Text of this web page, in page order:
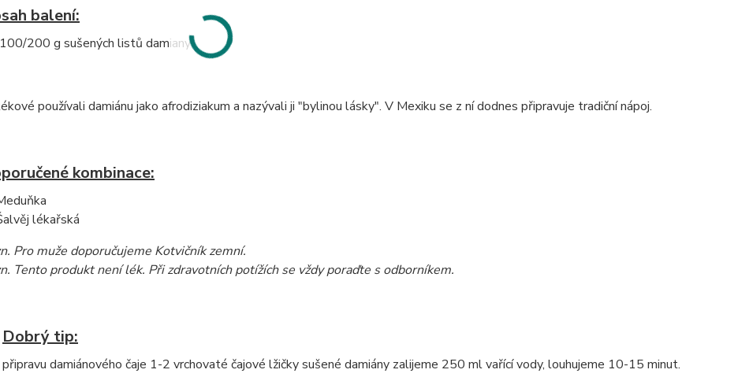
balení:
200 g sušených listů damiany
používali damiánu jako afrodiziakum a nazývali ji "bylinou lásky". V Mexiku se z ní dodnes připravuje tradiční nápoj.
kombinace:
lékařská
Pro muže doporučujeme Kotvičník zemní.
Tento produkt není lék. Při zdravotních potížích se vždy poraďte s odborníkem.
Dobrý tip:
damiánového čaje 1-2 vrchovaté čajové lžičky sušené damiány zalijeme 250 ml vařící vody, louhujeme 10-15 minut.